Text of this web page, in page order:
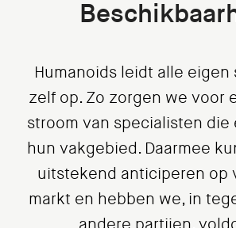
Humanoids leidt alle eigen
zelf op. Zo zorgen we voor
stroom van specialisten die
hun vakgebied. Daarmee
uitstekend anticiperen op
markt en hebben we, in